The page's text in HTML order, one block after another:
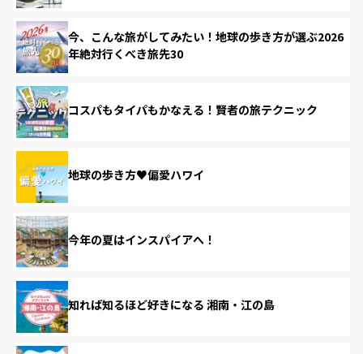
今、こんな旅がしてみたい！地球の歩き方が選ぶ2026
年絶対行くべき旅先30
コスパもタイパもかなえる！賢者の旅テクニック
地球の歩き方♥偏愛ハワイ
今年の夏はインスパイアへ！
知れば知るほど好きになる 湘南・江の島